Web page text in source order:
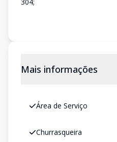
Mais informações
Área de Serviço
Churrasqueira